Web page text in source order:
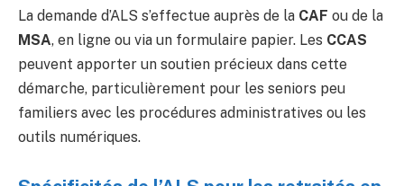
La demande d’ALS s’effectue auprès de la CAF ou de la
MSA, en ligne ou via un formulaire papier. Les CCAS
peuvent apporter un soutien précieux dans cette
démarche, particulièrement pour les seniors peu
familiers avec les procédures administratives ou les
outils numériques.